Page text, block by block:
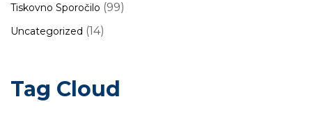
Tiskovno Sporočilo (99)
Uncategorized (14)
Tag Cloud